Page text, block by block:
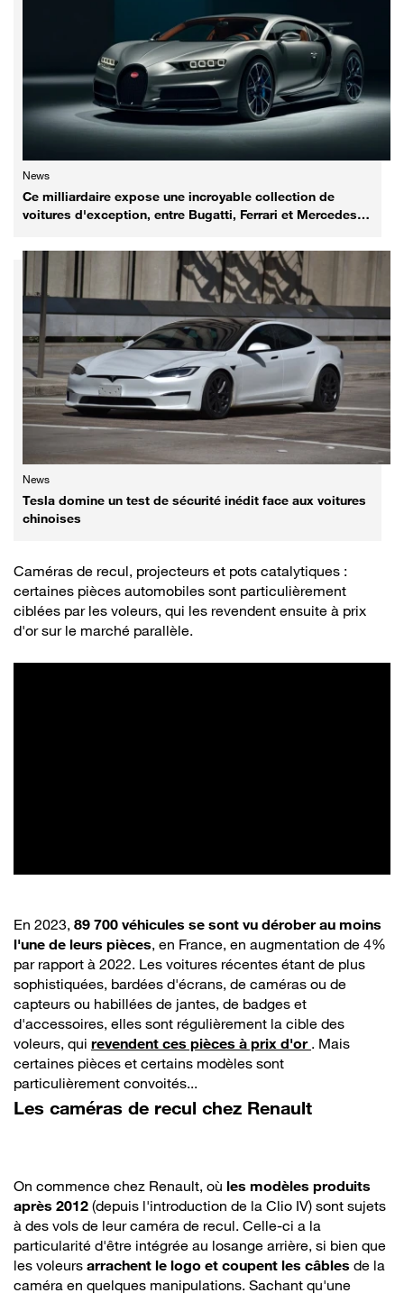
News
Ce milliardaire expose une incroyable collection de
voitures d'exception, entre Bugatti, Ferrari et Mercedes
News
Tesla domine un test de sécurité inédit face aux voitures
chinoises
Caméras de recul, projecteurs et pots catalytiques :
certaines pièces automobiles sont particulièrement
ciblées par les voleurs, qui les revendent ensuite à prix
d'or sur le marché parallèle.
En 2023, 89 700 véhicules se sont vu dérober au moins
l'une de leurs pièces, en France, en augmentation de 4%
par rapport à 2022. Les voitures récentes étant de plus
sophistiquées, bardées d'écrans, de caméras ou de
capteurs ou habillées de jantes, de badges et
d'accessoires, elles sont régulièrement la cible des
voleurs, qui revendent ces pièces à prix d'or . Mais
certaines pièces et certains modèles sont
particulièrement convoités...
Les caméras de recul chez Renault
On commence chez Renault, où les modèles produits
après 2012 (depuis l'introduction de la Clio IV) sont sujets
à des vols de leur caméra de recul. Celle-ci a la
particularité d'être intégrée au losange arrière, si bien que
les voleurs arrachent le logo et coupent les câbles de la
caméra en quelques manipulations. Sachant qu'une